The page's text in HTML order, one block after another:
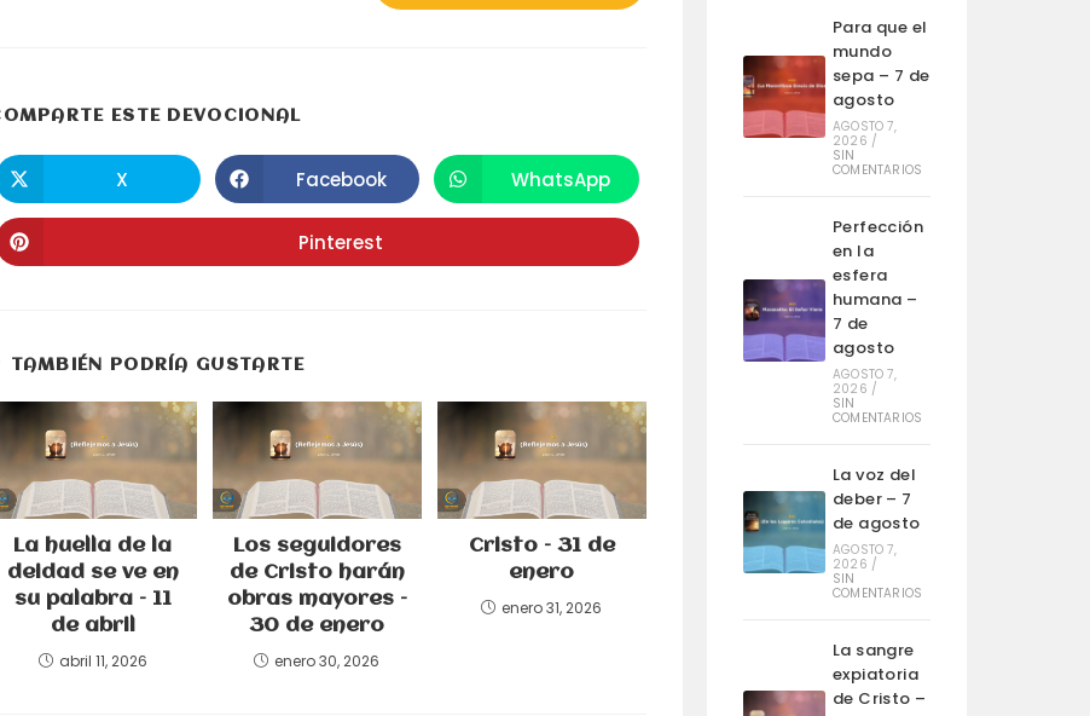
ESTE DEVOCIONALCOMPARTIR
abre
en
ventana
X Se
abre
en
una
nueva
ventana
Facebook Se
abre
en
ventana
WhatsApp
Se
abre
Pinterest
TAMBIÉN PODRÍA GUSTARTE
La huella de la
deidad se ve en
su palabra – 11
de abril
abril 11, 2026
Los seguidores
de Cristo harán
obras mayores –
30 de enero
enero 30, 2026
Cristo – 31 de
enero
enero 31, 2026
Para que el
mundo
sepa – 7 de
agosto
AGOSTO 7,
2026 /
SIN
COMENTARIOS
Perfección
en la
esfera
humana –
7 de
agosto
AGOSTO 7,
2026 /
SIN
COMENTARIOS
La voz del
deber – 7
de agosto
AGOSTO 7,
2026 /
SIN
COMENTARIOS
La sangre
expiatoria
de Cristo –